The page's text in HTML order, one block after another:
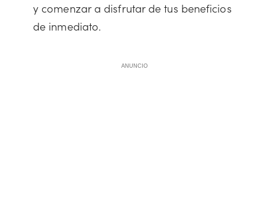
y comenzar a disfrutar de tus beneficios
de inmediato.
ANUNCIO